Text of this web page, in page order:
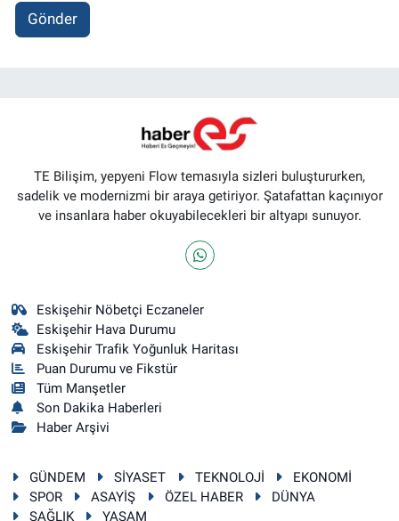
Gönder
TE Bilişim, yepyeni Flow temasıyla sizleri buluştururken,
sadelik ve modernizmi bir araya getiriyor. Şatafattan kaçınıyor
ve insanlara haber okuyabilecekleri bir altyapı sunuyor.
Eskişehir Nöbetçi Eczaneler
Eskişehir Hava Durumu
Eskişehir Trafik Yoğunluk Haritası
Puan Durumu ve Fikstür
Tüm Manşetler
Son Dakika Haberleri
Haber Arşivi
GÜNDEM SİYASET TEKNOLOJİ
EKONOMİ
SPOR
ASAYİŞ ÖZEL HABER
DÜNYA
SAĞLIK
YAŞAM